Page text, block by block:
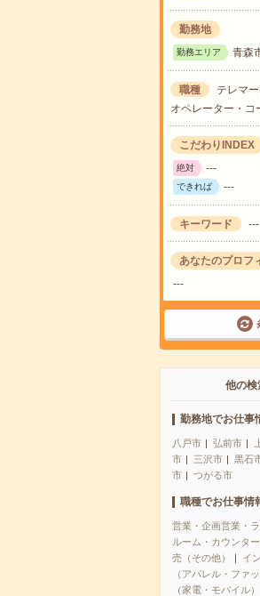
勤務地
勤務エリア 青森
職種
テレマ
オペレーター・コ
こだわりINDEX
絶対 ---
できれば ---
キーワード ---
あなたのプロフ
---
他の検
勤務地でお仕事
八戸市 弘前市
市
三沢市 黒石
市
つがる市
職種でお仕事情
営業・企画営業・
ルーム・カウンタ
売（その他）
イ
（アパレル・ファ
（家電・モバイル）